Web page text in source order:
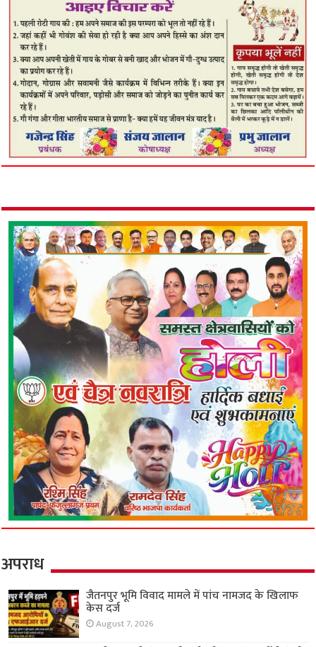
अपराध
जैतनपुर भूमि विवाद मामले में पांच नामजद के खिलाफ
केस दर्ज
August 7, 2026